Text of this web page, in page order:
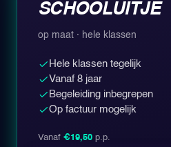
SCHOOLUITJE
op maat · hele klassen
Hele klassen tegelijk
Vanaf 8 jaar
Begeleiding inbegrepen
Op factuur mogelijk
Vanaf €19,50 p.p.